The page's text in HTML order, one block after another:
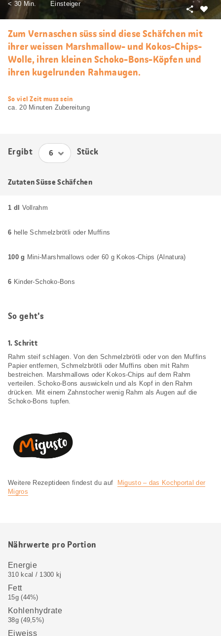
< 30 Min.
Einsteiger
Als
Teilen
Zum Vernaschen süss sind diese Schäfchen mit
ihrer weissen Marshmallow- und Kokos-Chips-
Wolle, ihren kleinen Schoko-Bons-Köpfen und
ihren kugelrunden Rahmaugen.
web.recipe.accessibilityTitle
So viel Zeit muss sein
ca. 20 Minuten Zubereitung
Ergibt Stück
Zutaten Süsse Schäfchen
1 dl Vollrahm
6 helle Schmelzbrötli oder Muffins
100 g Mini-Marshmallows oder 60 g Kokos-Chips (Alnatura)
6 Kinder-Schoko-Bons
So geht's
1.Schritt
Rahm steif schlagen. Von den Schmelzbrötli oder von den Muffins
Papier entfernen, Schmelzbrötli oder Muffins oben mit Rahm
bestreichen. Marshmallows oder Kokos-Chips auf dem Rahm
verteilen. Schoko-Bons auswickeln und als Kopf in den Rahm
drücken. Mit einem Zahnstocher wenig Rahm als Augen auf die
Schoko-Bons tupfen.
Weitere Rezeptideen findest du auf
Migusto – das Kochportal der
Migros
Nährwerte pro Portion
Energie
310 kcal / 1300 kj
Fett
15g (44%)
Kohlenhydrate
38g (49,5%)
Eiweiss